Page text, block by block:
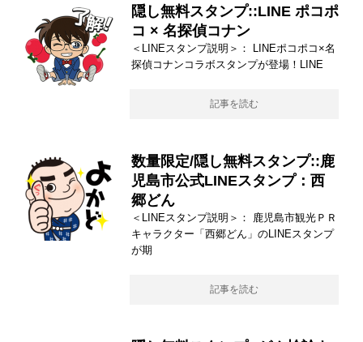
隠し無料スタンプ::LINE ポコポ
コ × 名探偵コナン
＜LINEスタンプ説明＞： LINEポコポコ×名
探偵コナンコラボスタンプが登場！LINE
記事を読む
数量限定/隠し無料スタンプ::鹿
児島市公式LINEスタンプ：西
郷どん
＜LINEスタンプ説明＞： 鹿児島市観光ＰＲ
キャラクター「西郷どん」のLINEスタンプ
が期
記事を読む